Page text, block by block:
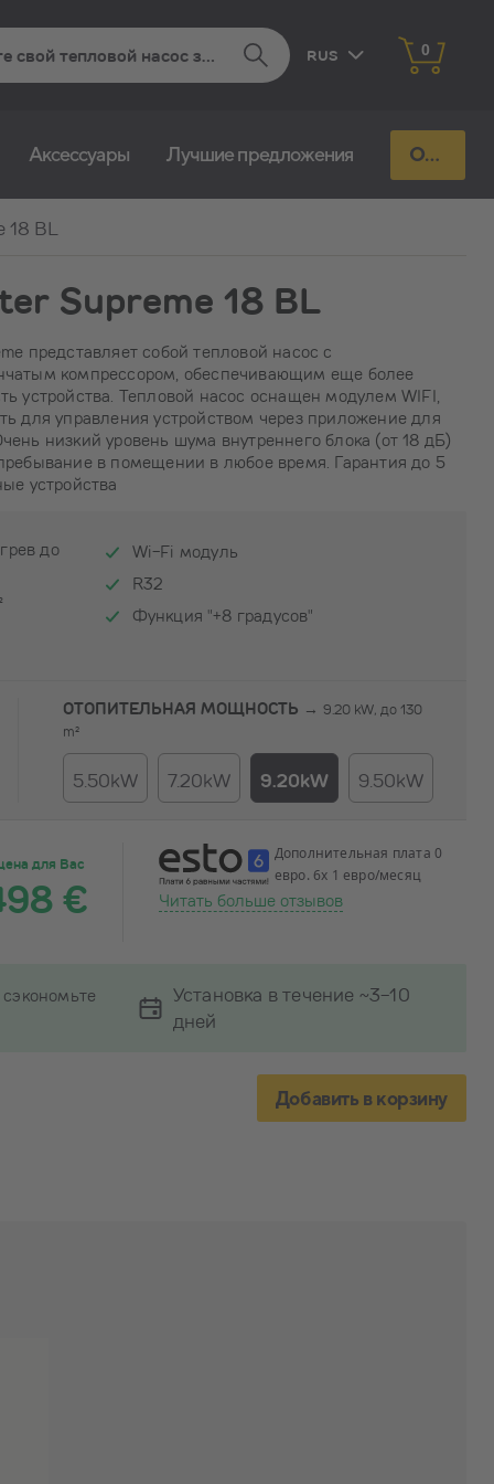
RUS 0
Aксессуары Лучшие предложения Отправь запрос
18 BL
Supreme 18 BL
представляет собой тепловой насос с
компрессором, обеспечивающим еще более
устройства. Тепловой насос оснащен модулем WIFI,
для управления устройством через приложение для
низкий уровень шума внутреннего блока (от 18 дБ)
в помещении в любое время. Гарантия до 5
устройства
до
Wi-Fi модуль
R32
Функция "+8 градусов"
ОТОПИТЕЛЬНАЯ МОЩНОСТЬ → 9.20 kW, до 130
m²
5.50kW 7.20kW 9.20kW 9.50kW
для Вас
€
Дополнительная плата 0
евро. 6x 1 евро/месяц
Читать больше отзывов
Установка в течение ~3-10
дней
Добавить в корзину